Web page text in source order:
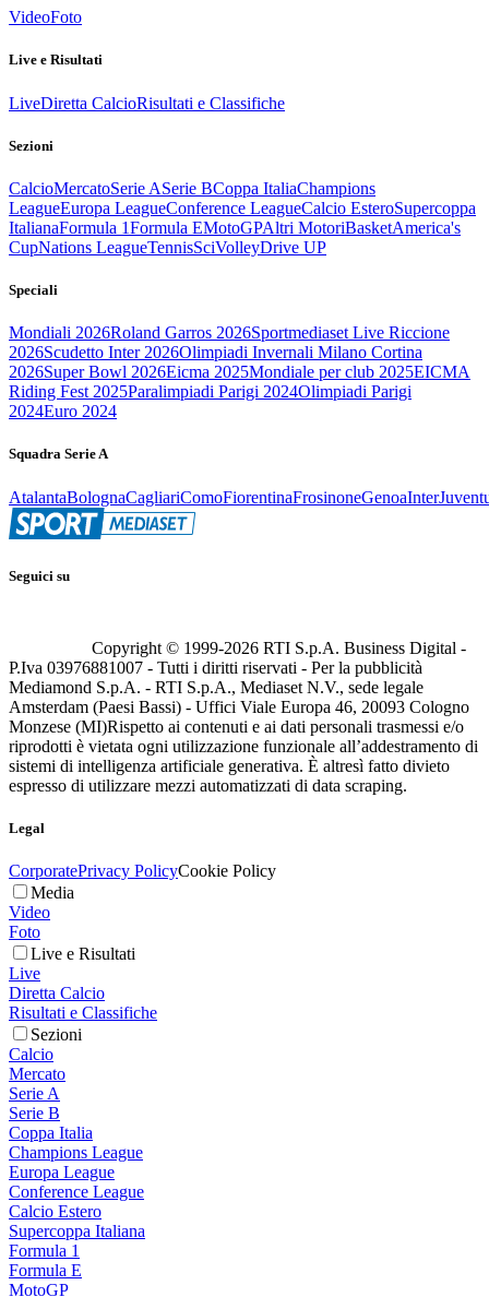
VideoFoto
Live e Risultati
LiveDiretta CalcioRisultati e Classifiche
Sezioni
CalcioMercatoSerie ASerie BCoppa ItaliaChampions
LeagueEuropa LeagueConference LeagueCalcio EsteroSupercoppa
ItalianaFormula 1Formula EMotoGPAltri MotoriBasketAmerica's
CupNations LeagueTennisSciVolleyDrive UP
Speciali
Mondiali 2026Roland Garros 2026Sportmediaset Live Riccione
2026Scudetto Inter 2026Olimpiadi Invernali Milano Cortina
2026Super Bowl 2026Eicma 2025Mondiale per club 2025EICMA
Riding Fest 2025Paralimpiadi Parigi 2024Olimpiadi Parigi
2024Euro 2024
Squadra Serie A
AtalantaBolognaCagliariComoFiorentinaFrosinoneGenoaInter
Seguici su
Copyright © 1999-2026 RTI S.p.A. Business Digital -
P.Iva 03976881007 - Tutti i diritti riservati - Per la pubblicità
Mediamond S.p.A. - RTI S.p.A., Mediaset N.V., sede legale
Amsterdam (Paesi Bassi) - Uffici Viale Europa 46, 20093 Cologno
Monzese (MI)Rispetto ai contenuti e ai dati personali trasmessi e/o
riprodotti è vietata ogni utilizzazione funzionale all’addestramento di
sistemi di intelligenza artificiale generativa. È altresì fatto divieto
espresso di utilizzare mezzi automatizzati di data scraping.
Legal
CorporatePrivacy PolicyCookie Policy
Media
Video
Foto
Live e Risultati
Live
Diretta Calcio
Risultati e Classifiche
Sezioni
Calcio
Mercato
Serie A
Serie B
Coppa Italia
Champions League
Europa League
Conference League
Calcio Estero
Supercoppa Italiana
Formula 1
Formula E
MotoGP